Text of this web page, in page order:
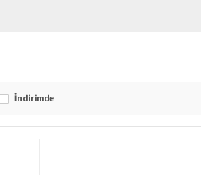
İndirimde